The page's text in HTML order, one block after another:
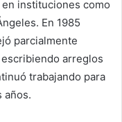
instituciones como
En 1985
parcialmente
escribiendo arreglos
trabajando para
años.